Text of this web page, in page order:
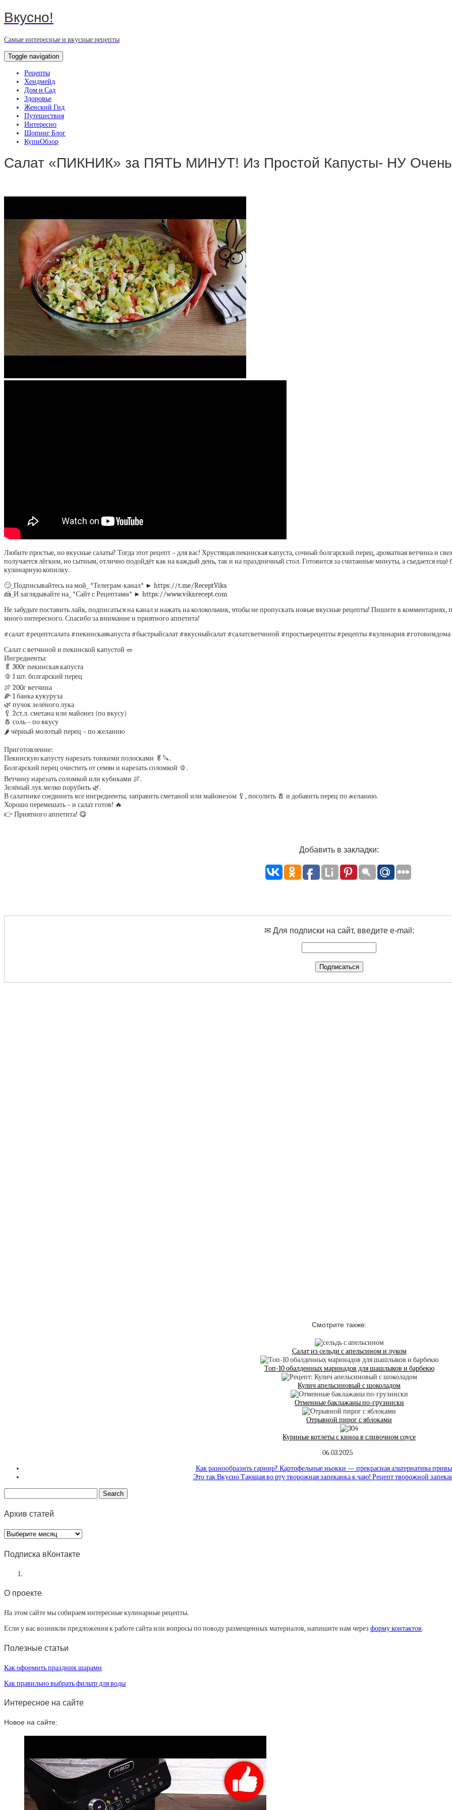
Вкусно!
Самые интересные и вкусные рецепты
Toggle navigation
Рецепты
Хендмейд
Дом и Сад
Здоровье
Женский Гид
Путешествия
Интересно
Шопинг Блог
КупиОбзор
Салат «ПИКНИК» за ПЯТЬ МИНУТ! Из Простой Капусты- НУ Очень
Любите простые, но вкусные салаты? Тогда этот рецепт – для вас! Хрустящая пекинская капуста, сочный болгарский перец, ароматная ветчина и
получается лёгким, но сытным, отлично подойдёт как на каждый день, так и на праздничный стол. Готовится за считанные минуты, а съедается ещё
кулинарную копилку.
🙄_Подписывайтесь на мой_ *Телеграм-канал* ► https://t.me/ReceptVika
🍰_И заглядывайте на_ *Сайт с Рецептами* ► https://www.vikarecept.com
Не забудьте поставить лайк, подписаться на канал и нажать на колокольчик, чтобы не пропускать новые вкусные рецепты! Пишите в
много интересного. Спасибо за внимание и приятного аппетита!
#салат #рецептсалата #пекинскаякапуста #быстрыйсалат #вкусныйсалат #салатсветчиной #простыерецепты #рецепты #кулинария
Салат с ветчиной и пекинской капустой 🥗
Ингредиенты:
🥬 300г пекинская капуста
🫑 1 шт. болгарский перец
🍖 200г ветчина
🌽 1 банка кукуруза
🌿 пучок зелёного лука
🥄 2ст.л. сметана или майонез (по вкусу)
🧂 соль – по вкусу
🌶️ чёрный молотый перец – по желанию
Приготовление:
Пекинскую капусту нарезать тонкими полосками 🥬🔪.
Болгарский перец очистить от семян и нарезать соломкой 🫑.
Ветчину нарезать соломкой или кубиками 🍖.
Зелёный лук мелко порубить 🌿.
В салатнике соединить все ингредиенты, заправить сметаной или майонезом 🥄, посолить 🧂 и добавить перец по желанию.
Хорошо перемешать – и салат готов! 🔥
👉 Приятного аппетита! 😋
Добавить в закладки:
✉ Для подписки на сайт, введите e-mail:
Смотрите также:
Салат из сельди с апельсином и луком
Топ-10 обалденных маринадов для шашлыков и барбекю
Кулич апельсиновый с шоколадом
Отменные баклажаны по-грузински
Отрывной пирог с яблоками
Куриные котлеты с киноа в сливочном соусе
06.03.2025
Как разнообразить гарнир? Картофельные ньокки — прекрасная альтернатива
Это так Вкусно Тающая во рту творожная запеканка к чаю! Рецепт творожной
Архив статей
Архив
статей
Подписка вКонтакте
О проекте
На этом сайте мы собираем интересные кулинарные рецепты.
Если у вас возникли предложения к работе сайта или вопросы по поводу размещенных материалов, напишите нам через форму контактов.
Полезные статьи
Как оформить праздник шарами
Как правильно выбрать фильтр для воды
Интересное на сайте
Новое на сайте: